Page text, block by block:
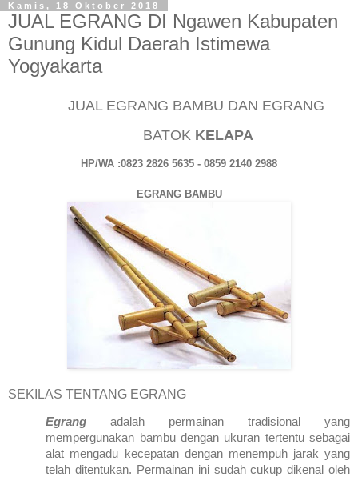
Kamis, 18 Oktober 2018
JUAL EGRANG DI Ngawen Kabupaten
Gunung Kidul Daerah Istimewa
Yogyakarta
JUAL EGRANG BAMBU DAN EGRANG
BATOK KELAPA
HP/WA :0823 2826 5635 - 0859 2140 2988
EGRANG BAMBU
SEKILAS TENTANG EGRANG
Egrang adalah permainan tradisional yang
mempergunakan bambu dengan ukuran tertentu sebagai
alat mengadu kecepatan dengan menempuh jarak yang
telah ditentukan. Permainan ini sudah cukup dikenal oleh